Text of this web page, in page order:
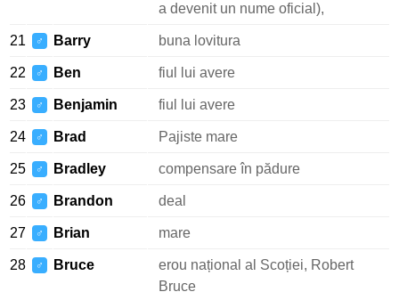
a devenit un nume oficial),
21 ♂ Barry buna lovitura
22 ♂ Ben fiul lui avere
23 ♂ Benjamin fiul lui avere
24 ♂ Brad Pajiste mare
25 ♂ Bradley compensare în pădure
26 ♂ Brandon deal
27 ♂ Brian mare
28 ♂ Bruce
erou național al Scoției, Robert
Bruce